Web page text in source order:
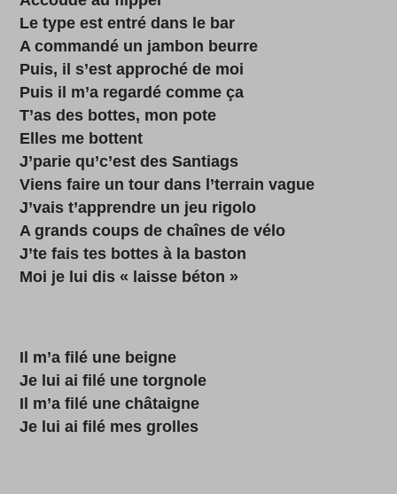
Le type est entré dans le bar
A commandé un jambon beurre
Puis, il s’est approché de moi
Puis il m’a regardé comme ça
T’as des bottes, mon pote
Elles me bottent
J’parie qu’c’est des Santiags
Viens faire un tour dans l’terrain vague
J’vais t’apprendre un jeu rigolo
A grands coups de chaînes de vélo
J’te fais tes bottes à la baston
Moi je lui dis « laisse béton »
Il m’a filé une beigne
Je lui ai filé une torgnole
Il m’a filé une châtaigne
Je lui ai filé mes grolles